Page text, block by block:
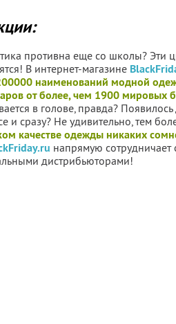
противна еще со школы? Эти
В интернет-магазине
наименований модной
от более, чем 1900 мировых
в голове, правда?
и сразу? Не удивительно, тем
качестве одежды никаких
напрямую
дистрибьюторами!